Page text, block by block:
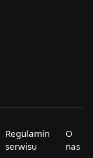
Regulamin
serwisu
O
nas